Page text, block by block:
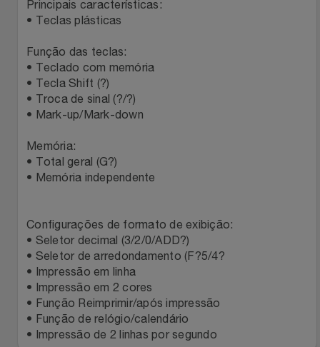
Principais características:
• Teclas plásticas
Função das teclas:
• Teclado com memória
• Tecla Shift (?)
• Troca de sinal (?/?)
• Mark-up/Mark-down
Memória:
• Total geral (G?)
• Memória independente
Configurações de formato de exibição:
• Seletor decimal (3/2/0/ADD?)
• Seletor de arredondamento (F?5/4?
• Impressão em linha
• Impressão em 2 cores
• Função Reimprimir/após impressão
• Função de relógio/calendário
• Impressão de 2 linhas por segundo